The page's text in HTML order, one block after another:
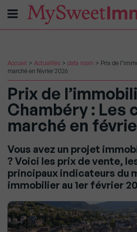
Accueil > Actualités > data room > Prix de
marché en février 2026
Prix de
Chambéry : Les
marché en
Vous avez un projet
? Voici les prix de vente,
principaux indicateurs du
immobilier au 1er février